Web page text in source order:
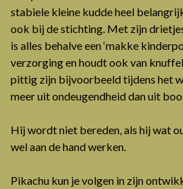
stabiele kleine kudde heel
ook bij de stichting. Met zijn
is alles behalve een ‘makke
verzorging en houdt ook van
pittig zijn bijvoorbeeld tijdens het
meer uit ondeugendheid dan uit
Hij wordt niet bereden, als hij wat
wel aan de hand werken.
Pikachu kun je volgen in zijn